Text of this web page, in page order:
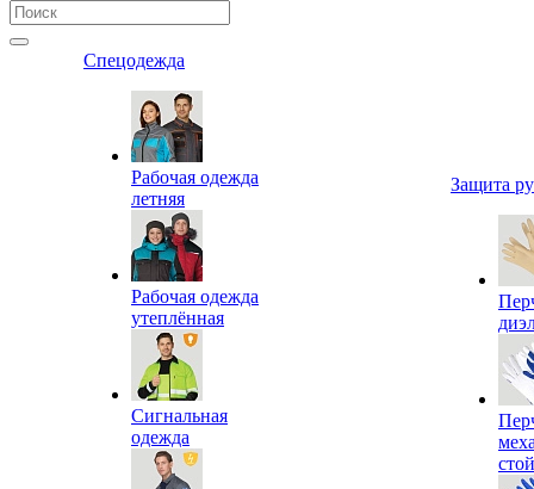
Спецодежда
Рабочая одежда
летняя
Рабочая одежда
утеплённая
Сигнальная
одежда
Защита